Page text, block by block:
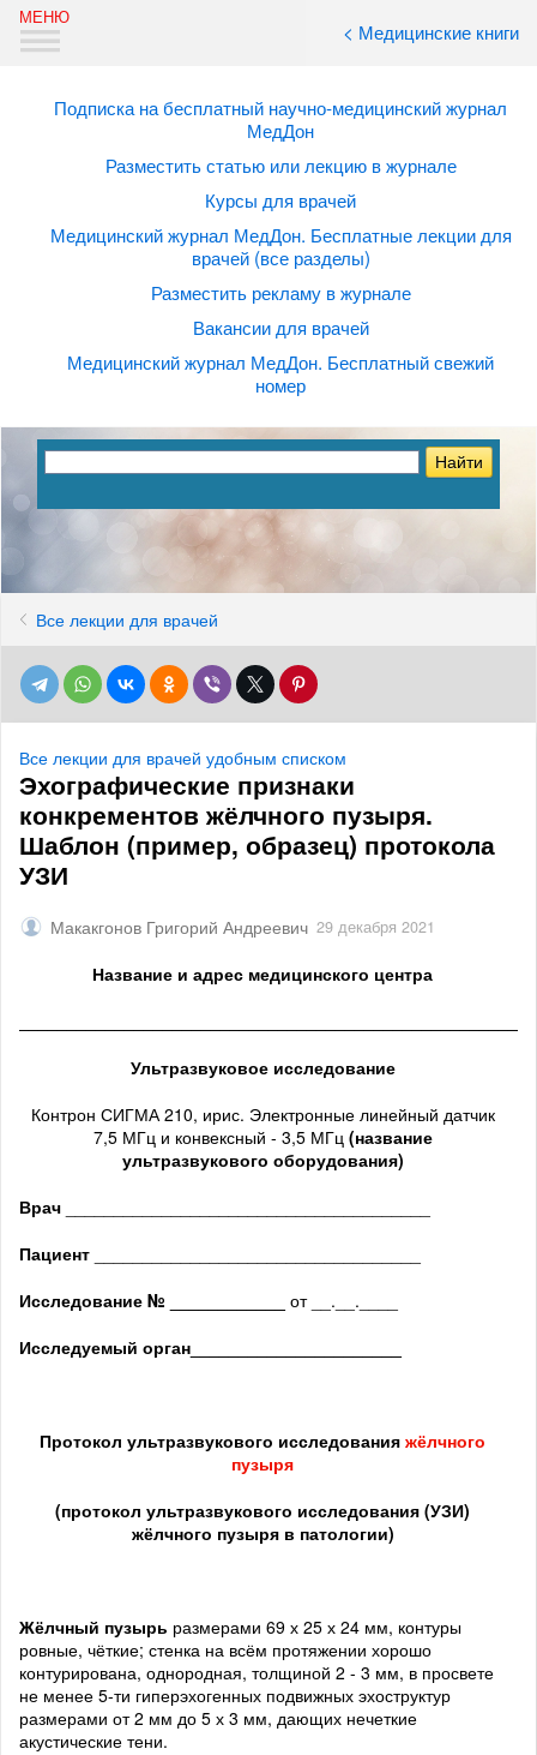
< Медицинские книги
Подписка на бесплатный научно-медицинский журнал
МедДон
Разместить статью или лекцию в журнале
Курсы для врачей
Медицинский журнал МедДон. Бесплатные лекции для
врачей (все разделы)
Разместить рекламу в журнале
Вакансии для врачей
Медицинский журнал МедДон. Бесплатный свежий
номер
Все лекции для врачей
Все лекции для врачей удобным списком
Эхографические признаки
конкрементов жёлчного пузыря.
Шаблон (пример, образец) протокола
УЗИ
Макакгонов Григорий Андреевич 29 декабря 2021
Название и адрес медицинского центра
Ультразвуковое исследование
Контрон СИГМА 210, ирис. Электронные линейный датчик
7,5 МГц и конвексный - 3,5 МГц(название
ультразвукового оборудования)
Врач
Пациент
Исследование № ____________ от __.__.____
Исследуемый орган
Протокол ультразвукового исследования жёлчного
пузыря
(протокол ультразвукового исследования (УЗИ)
жёлчного пузыря в патологии)
Жёлчный пузырь размерами 69 х 25 х 24 мм, контуры
ровные, чёткие; стенка на всём протяжении хорошо
контурирована, однородная, толщиной 2 - 3 мм, в просвете
не менее 5-ти гиперэхогенных подвижных эхоструктур
размерами от 2 мм до 5 х 3 мм, дающих нечеткие
акустические тени.